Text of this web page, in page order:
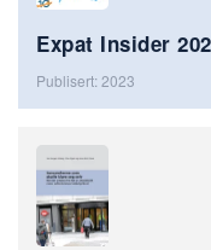
Expat Insider
Publisert: 2023